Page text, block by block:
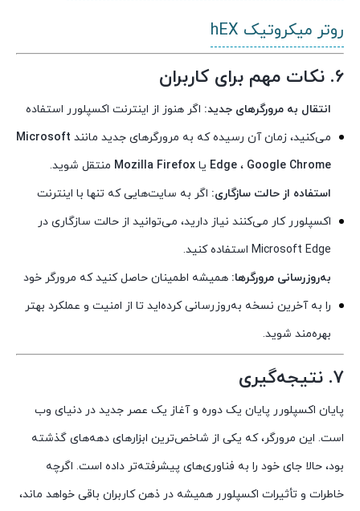
روتر میکروتیک hEX
6. نکات مهم برای کاربران
انتقال به مرورگرهای جدید: اگر هنوز از اینترنت اکسپلورر استفاده
می‌کنید، زمان آن رسیده که به مرورگرهای جدید مانند Microsoft
Edge ، Google Chrome یا Mozilla Firefox منتقل شوید.
استفاده از حالت سازگاری: اگر به سایت‌هایی که تنها با اینترنت
اکسپلورر کار می‌کنند نیاز دارید، می‌توانید از حالت سازگاری در
Microsoft Edge استفاده کنید.
به‌روزرسانی مرورگرها: همیشه اطمینان حاصل کنید که مرورگر خود
را به آخرین نسخه به‌روزرسانی کرده‌اید تا از امنیت و عملکرد بهتر
بهره‌مند شوید.
7. نتیجه‌گیری
پایان اکسپلورر پایان یک دوره و آغاز یک عصر جدید در دنیای وب
است. این مرورگر، که یکی از شاخص‌ترین ابزارهای دهه‌های گذشته
بود، حالا جای خود را به فناوری‌های پیشرفته‌تر داده است. اگرچه
خاطرات و تأثیرات اکسپلورر همیشه در ذهن کاربران باقی خواهد ماند،